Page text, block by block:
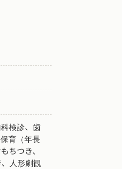
検診、歯
育（年長
ちつき、
人形劇観